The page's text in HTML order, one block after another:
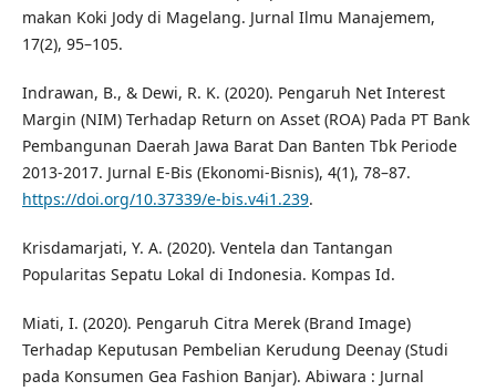
makan Koki Jody di Magelang. Jurnal Ilmu Manajemem,
17(2), 95–105.
Indrawan, B., & Dewi, R. K. (2020). Pengaruh Net Interest
Margin (NIM) Terhadap Return on Asset (ROA) Pada PT Bank
Pembangunan Daerah Jawa Barat Dan Banten Tbk Periode
2013-2017. Jurnal E-Bis (Ekonomi-Bisnis), 4(1), 78–87.
https://doi.org/10.37339/e-bis.v4i1.239.
Krisdamarjati, Y. A. (2020). Ventela dan Tantangan
Popularitas Sepatu Lokal di Indonesia. Kompas Id.
Miati, I. (2020). Pengaruh Citra Merek (Brand Image)
Terhadap Keputusan Pembelian Kerudung Deenay (Studi
pada Konsumen Gea Fashion Banjar). Abiwara : Jurnal